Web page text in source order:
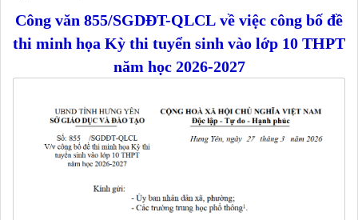
Công văn 855/SGDĐT-QLCL về việc công bố đề
thi minh họa Kỳ thi tuyển sinh vào lớp 10 THPT
năm học 2026-2027